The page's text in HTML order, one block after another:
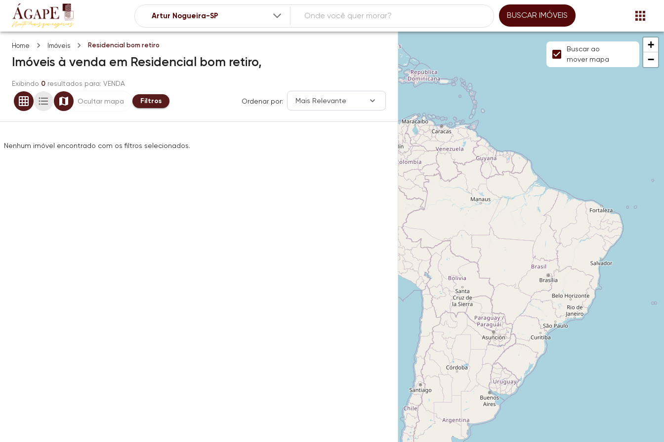
BUSCAR IMÓVEIS
Home Imóveis Residencial bom retiro
Imóveis à venda em Residencial bom retiro,
Exibindo 0 resultados para: VENDA
Ocultar mapa Filtros Ordenar por: Mais Relevante
Nenhum imóvel encontrado com os filtros selecionados.
+
−
Buscar ao
mover mapa